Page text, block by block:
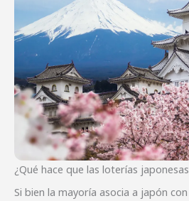
¿Qué hace que las loterías
Si bien la mayoría asocia a japón